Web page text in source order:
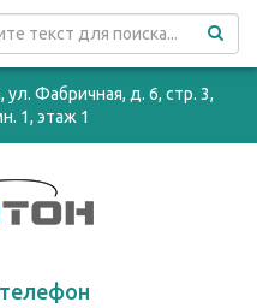
ул. Фабричная, д. 6, стр. 3,
1, этаж 1